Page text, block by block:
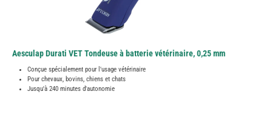
Aesculap Durati VET Tondeuse à batterie vétérinaire, 0,25 mm
Conçue spécialement pour l'usage vétérinaire
Pour chevaux, bovins, chiens et chats
Jusqu'à 240 minutes d'autonomie